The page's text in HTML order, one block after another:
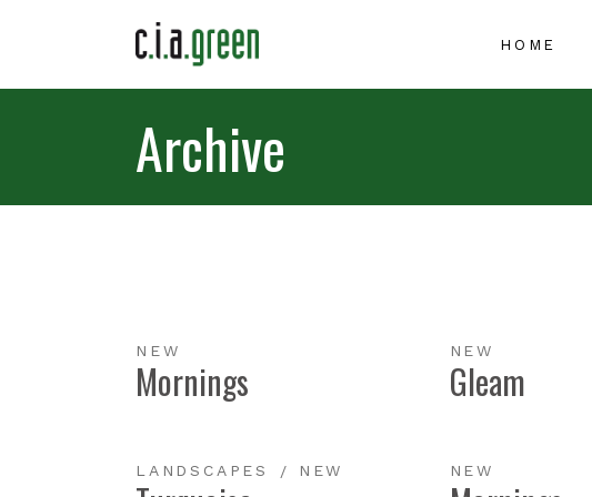
HOME
Archive
NEW
Mornings
NEW
Gleam
LANDSCAPES NEW NEW